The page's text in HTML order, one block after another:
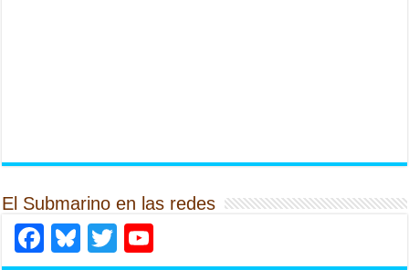
El Submarino en las redes
Facebook
Bluesky
Twitter